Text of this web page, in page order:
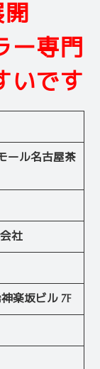
開
ー専門
いです
ール名古屋茶
社
楽坂ビル 7F